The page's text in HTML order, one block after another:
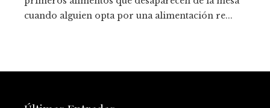
cuando alguien opta por una alimentación re...